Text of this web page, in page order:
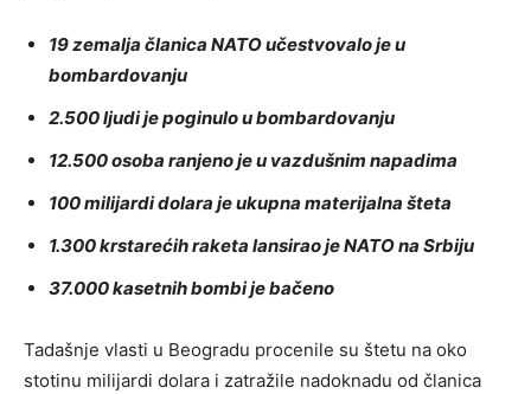
19 zemalja članica NATO učestvovalo je u
bombardovanju
2.500 ljudi je poginulo u bombardovanju
12.500 osoba ranjeno je u vazdušnim napadima
100 milijardi dolara je ukupna materijalna šteta
1.300 krstarećih raketa lansirao je NATO na Srbiju
37.000 kasetnih bombi je bačeno
Tadašnje vlasti u Beogradu procenile su štetu na oko
stotinu milijardi dolara i zatražile nadoknadu od članica